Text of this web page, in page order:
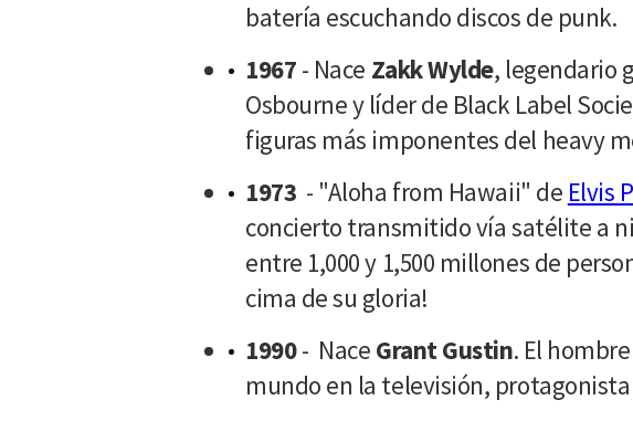
batería escuchando discos de punk.
1967 - Nace Zakk Wylde, legendario
Osbourne y líder de Black Label
figuras más imponentes del heavy
1973 - "Aloha from Hawaii" de Elvis
concierto transmitido vía satélite a
entre 1,000 y 1,500 millones de
cima de su gloria!
1990- Nace Grant Gustin. El
mundo en la televisión, protagonista